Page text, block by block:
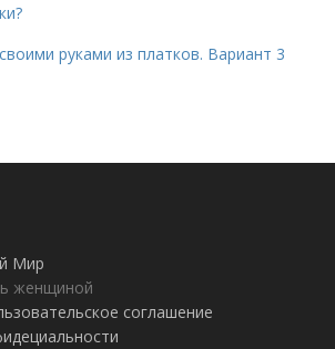
руками из платков. Вариант 3
Мир
женщиной
соглашение